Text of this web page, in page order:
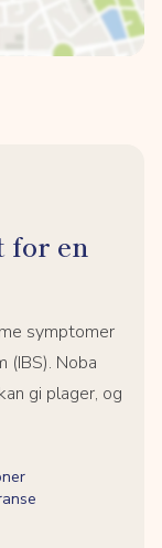
for en
symptomer
(IBS). Noba
gi plager, og